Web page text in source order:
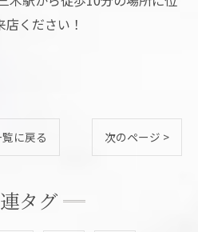
ください！
に戻る 次のページ >
タグ